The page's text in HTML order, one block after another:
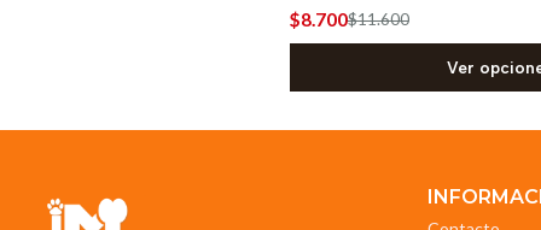
$8.700$11.600
Ver